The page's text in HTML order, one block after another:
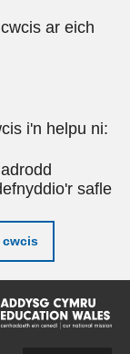
ar eich
i'n helpu ni:
safle
cwcis